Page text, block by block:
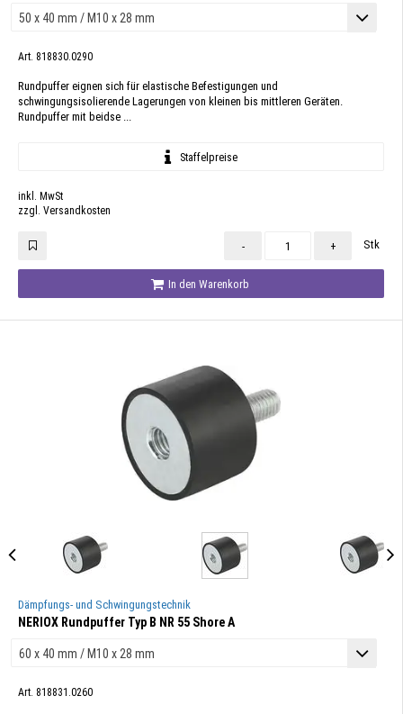
Art. 818830.0290
Rundpuffer eignen sich für elastische Befestigungen und
schwingungsisolierende Lagerungen von kleinen bis mittleren Geräten.
Rundpuffer mit beidse ...
Staffelpreise
inkl. MwSt
zzgl. Versandkosten
- + Stk
In den Warenkorb
Dämpfungs- und Schwingungstechnik
NERIOX Rundpuffer Typ B NR 55 Shore A
Art. 818831.0260